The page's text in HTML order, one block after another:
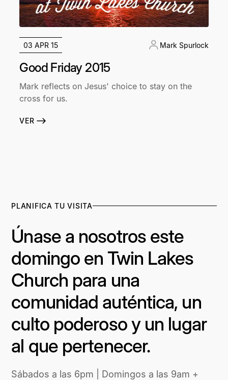
03 APR 15 Mark Spurlock
Good Friday 2015
Mark reflects on Jesus' choice to stay on the
cross for us.
VER
PLANIFICA TU VISITA
Únase a nosotros este
domingo en Twin Lakes
Church para una
comunidad auténtica, un
culto poderoso y un lugar
al que pertenecer.
Sábados a las 6pm | Domingos a las 9am +